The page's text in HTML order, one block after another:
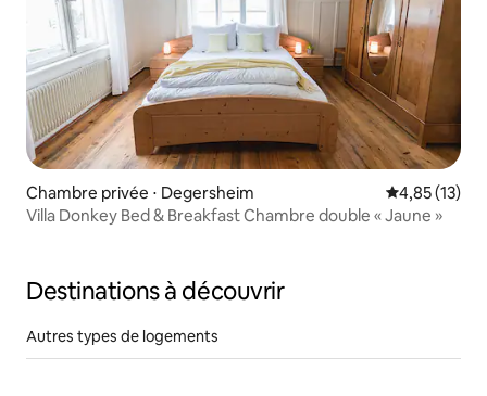
Chambre privée ⋅ Degersheim Évaluation
4,85 (13)
Villa Donkey Bed & Breakfast Chambre double « Jaune »
Destinations à découvrir
Autres types de logements